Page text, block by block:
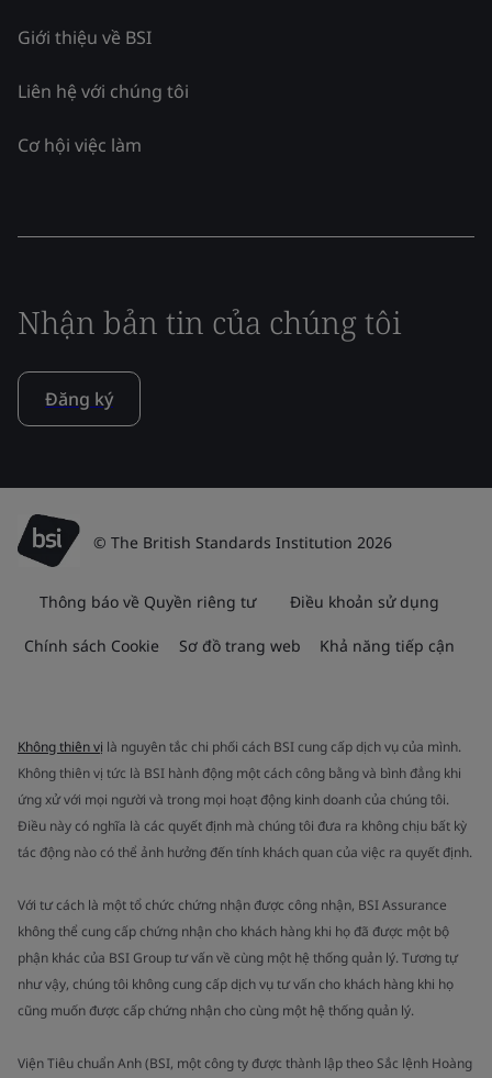
Giới thiệu về BSI
Liên hệ với chúng tôi
Cơ hội việc làm
Nhận bản tin của chúng tôi
Đăng ký
© The British Standards Institution 2026
Thông báo về Quyền riêng tư Điều khoản sử dụng
Chính sách Cookie Sơ đồ trang web Khả năng tiếp cận
Không thiên vị là nguyên tắc chi phối cách BSI cung cấp dịch vụ của mình.
Không thiên vị tức là BSI hành động một cách công bằng và bình đẳng khi
ứng xử với mọi người và trong mọi hoạt động kinh doanh của chúng tôi.
Điều này có nghĩa là các quyết định mà chúng tôi đưa ra không chịu bất kỳ
tác động nào có thể ảnh hưởng đến tính khách quan của việc ra quyết định.
Với tư cách là một tổ chức chứng nhận được công nhận, BSI Assurance
không thể cung cấp chứng nhận cho khách hàng khi họ đã được một bộ
phận khác của BSI Group tư vấn về cùng một hệ thống quản lý. Tương tự
như vậy, chúng tôi không cung cấp dịch vụ tư vấn cho khách hàng khi họ
cũng muốn được cấp chứng nhận cho cùng một hệ thống quản lý.
Viện Tiêu chuẩn Anh (BSI, một công ty được thành lập theo Sắc lệnh Hoàng